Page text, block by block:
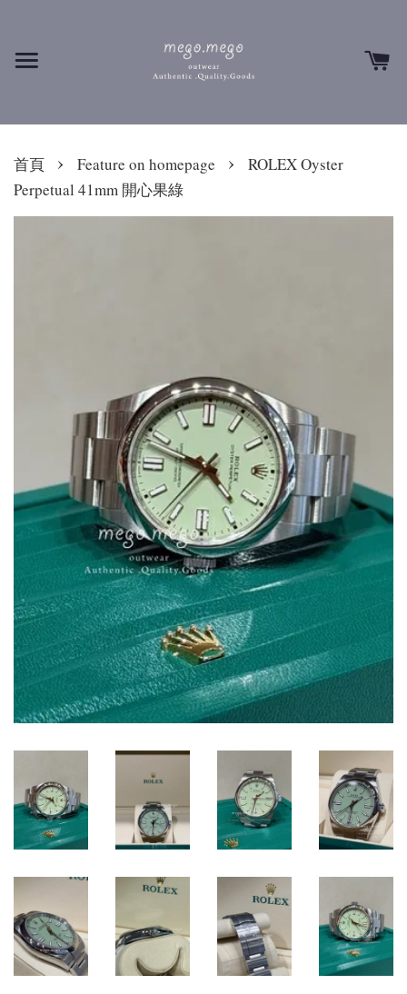
首頁 › Feature on homepage ›
ROLEX Oyster
Perpetual 41mm 開心果綠